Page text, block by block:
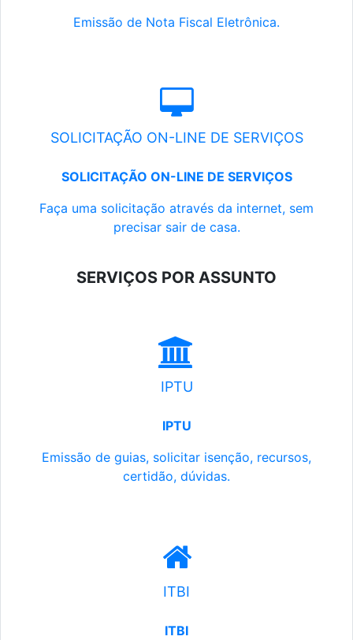
Emissão de Nota Fiscal Eletrônica.
SOLICITAÇÃO ON-LINE DE SERVIÇOS
SOLICITAÇÃO ON-LINE DE SERVIÇOS
Faça uma solicitação através da internet, sem
precisar sair de casa.
SERVIÇOS POR ASSUNTO
IPTU
IPTU
Emissão de guias, solicitar isenção, recursos,
certidão, dúvidas.
ITBI
ITBI